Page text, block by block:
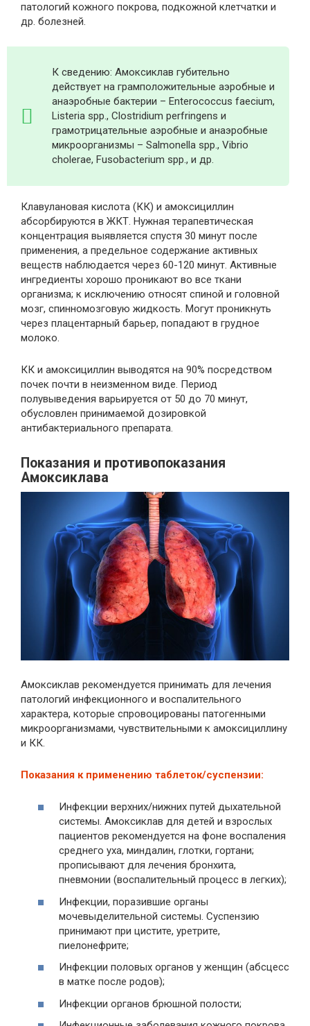
патологий кожного покрова, подкожной клетчатки и
др. болезней.
К сведению: Амоксиклав губительно
действует на грамположительные аэробные и
анаэробные бактерии – Enterococcus faecium,
Listeria spp., Clostridium perfringens и
грамотрицательные аэробные и анаэробные
микроорганизмы – Salmonella spp., Vibrio
cholerae, Fusobacterium spp., и др.
Клавулановая кислота (КК) и амоксициллин
абсорбируются в ЖКТ. Нужная терапевтическая
концентрация выявляется спустя 30 минут после
применения, а предельное содержание активных
веществ наблюдается через 60-120 минут. Активные
ингредиенты хорошо проникают во все ткани
организма; к исключению относят спиной и головной
мозг, спинномозговую жидкость. Могут проникнуть
через плацентарный барьер, попадают в грудное
молоко.
КК и амоксициллин выводятся на 90% посредством
почек почти в неизменном виде. Период
полувыведения варьируется от 50 до 70 минут,
обусловлен принимаемой дозировкой
антибактериального препарата.
Показания и противопоказания
Амоксиклава
Амоксиклав рекомендуется принимать для лечения
патологий инфекционного и воспалительного
характера, которые спровоцированы патогенными
микроорганизмами, чувствительными к амоксициллину
и КК.
Показания к применению таблеток/суспензии:
Инфекции верхних/нижних путей дыхательной
системы. Амоксиклав для детей и взрослых
пациентов рекомендуется на фоне воспаления
среднего уха, миндалин, глотки, гортани;
прописывают для лечения бронхита,
пневмонии (воспалительный процесс в легких);
Инфекции, поразившие органы
мочевыделительной системы. Суспензию
принимают при цистите, уретрите,
пиелонефрите;
Инфекции половых органов у женщин (абсцесс
в матке после родов);
Инфекции органов брюшной полости;